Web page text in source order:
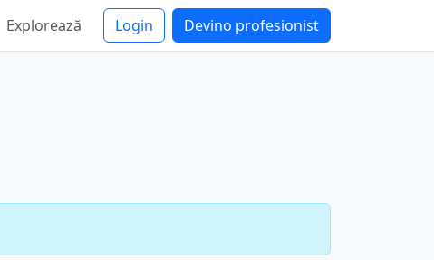
Explorează Login Devino profesionist